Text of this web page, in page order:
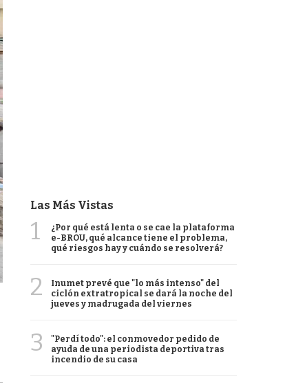
Las Más Vistas
1
¿Por qué está lenta o se cae la plataforma
e-BROU, qué alcance tiene el problema,
qué riesgos hay y cuándo se resolverá?
2
Inumet prevé que "lo más intenso" del
ciclón extratropical se dará la noche del
jueves y madrugada del viernes
3
"Perdí todo": el conmovedor pedido de
ayuda de una periodista deportiva tras
incendio de su casa